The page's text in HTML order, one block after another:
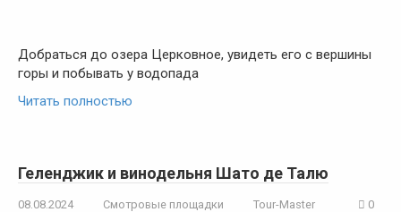
Добраться до озера Церковное, увидеть его с вершины
горы и побывать у водопада
Читать полностью
Геленджик и винодельня Шато де Талю
08.08.2024 Смотровые площадки Tour-Master 0